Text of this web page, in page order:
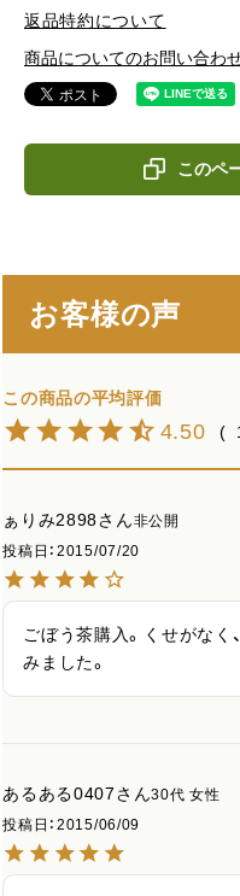
返品特約について
商品についてのお問い合わ
このペ
お客様の声
4.50
ぁりみ2898
非公開
投稿日
2015/07/20
ごぼう茶購入。くせがなく
みました。
あるある0407 30代 女性
投稿日
2015/06/09